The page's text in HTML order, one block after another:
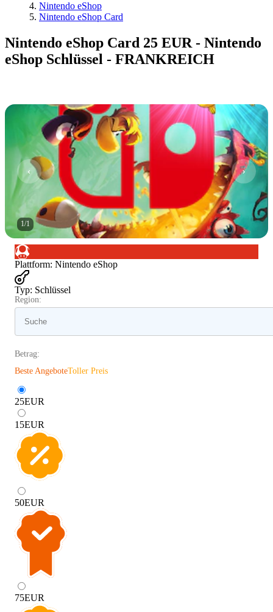
Nintendo eShop
Nintendo eShop Card
Nintendo eShop Card 25 EUR - Nintendo
eShop Schlüssel - FRANKREICH
1/1
Plattform: Nintendo eShop
Typ: Schlüssel
Region:
Betrag:
Beste AngeboteToller Preis
25EUR
15EUR
50EUR
75EUR